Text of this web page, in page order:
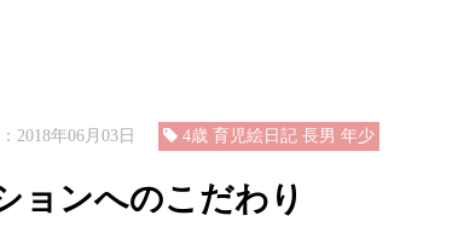
2018年06月03日 4歳 育児絵日記 長男 年少
ョンへのこだわり